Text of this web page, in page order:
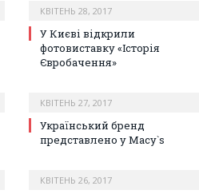
КВІТЕНЬ 28, 2017
У Києві відкрили
фотовиставку «Історія
Євробачення»
КВІТЕНЬ 27, 2017
Український бренд
представлено у Macy`s
КВІТЕНЬ 26, 2017